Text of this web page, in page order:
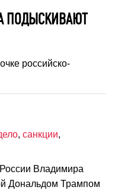
ПОДЫСКИВАЮТ
российско-
, санкции,
Владимира
Дональдом Трампом